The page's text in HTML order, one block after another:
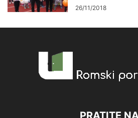
26/11/2018
PRATITE